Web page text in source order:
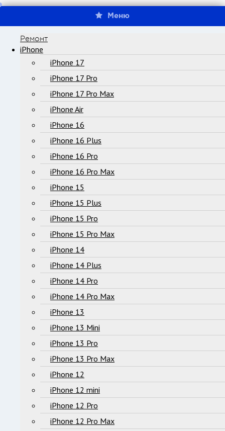
Меню
Ремонт
iPhone
iPhone 17
iPhone 17 Pro
iPhone 17 Pro Max
iPhone Air
iPhone 16
iPhone 16 Plus
iPhone 16 Pro
iPhone 16 Pro Max
iPhone 15
iPhone 15 Plus
iPhone 15 Pro
iPhone 15 Pro Max
iPhone 14
iPhone 14 Plus
iPhone 14 Pro
iPhone 14 Pro Max
iPhone 13
iPhone 13 Mini
iPhone 13 Pro
iPhone 13 Pro Max
iPhone 12
iPhone 12 mini
iPhone 12 Pro
iPhone 12 Pro Max